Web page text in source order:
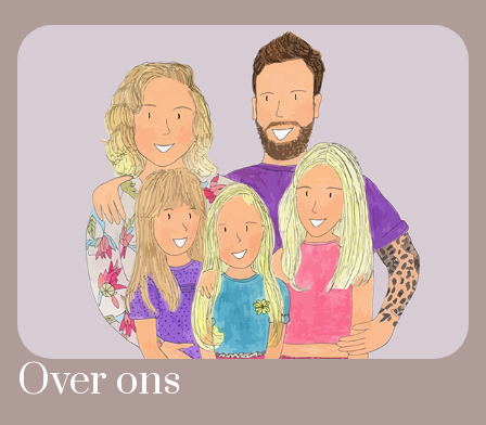
Over ons